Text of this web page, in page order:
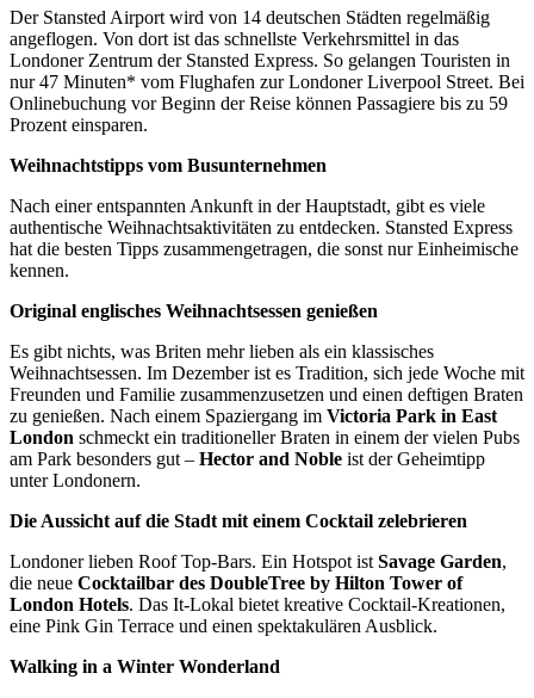
Der Stansted Airport wird von 14 deutschen Städten regelmäßig
angeflogen. Von dort ist das schnellste Verkehrsmittel in das
Londoner Zentrum der Stansted Express. So gelangen Touristen in
nur 47 Minuten* vom Flughafen zur Londoner Liverpool Street. Bei
Onlinebuchung vor Beginn der Reise können Passagiere bis zu 59
Prozent einsparen.
Weihnachtstipps vom Busunternehmen
Nach einer entspannten Ankunft in der Hauptstadt, gibt es viele
authentische Weihnachtsaktivitäten zu entdecken. Stansted Express
hat die besten Tipps zusammengetragen, die sonst nur Einheimische
kennen.
Original englisches Weihnachtsessen genießen
Es gibt nichts, was Briten mehr lieben als ein klassisches
Weihnachtsessen. Im Dezember ist es Tradition, sich jede Woche mit
Freunden und Familie zusammenzusetzen und einen deftigen Braten
zu genießen. Nach einem Spaziergang im Victoria Park in East
London schmeckt ein traditioneller Braten in einem der vielen Pubs
am Park besonders gut – Hector and Noble ist der Geheimtipp
unter Londonern.
Die Aussicht auf die Stadt mit einem Cocktail zelebrieren
Londoner lieben Roof Top-Bars. Ein Hotspot ist Savage Garden,
die neue Cocktailbar des DoubleTree by Hilton Tower of
London Hotels. Das It-Lokal bietet kreative Cocktail-Kreationen,
eine Pink Gin Terrace und einen spektakulären Ausblick.
Walking in a Winter Wonderland